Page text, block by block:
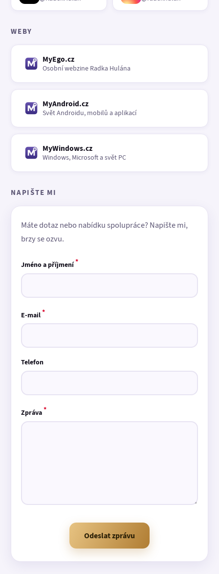
WEBY
MyEgo.cz
Osobní webzine Radka Hulána
MyAndroid.cz
Svět Androidu, mobilů a aplikací
MyWindows.cz
Windows, Microsoft a svět PC
NAPIŠTE MI
Máte dotaz nebo nabídku spolupráce? Napište mi,
brzy se ozvu.
Jméno a příjmení*
E-mail*
Telefon
Zpráva*
Odeslat zprávu